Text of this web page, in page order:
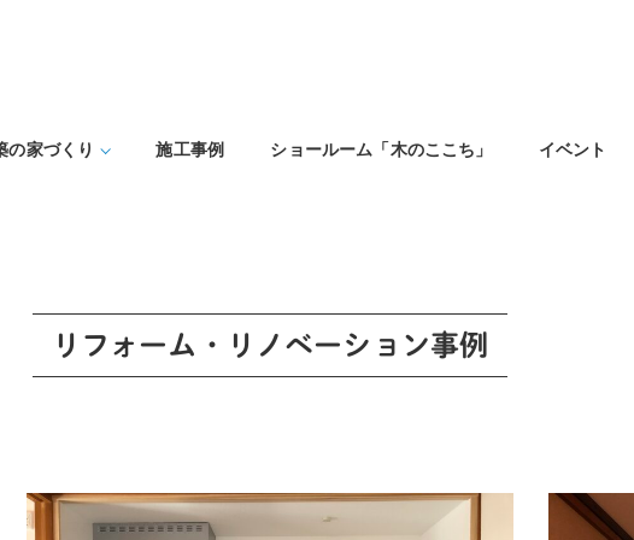
の家づくり 施工事例 ショールーム「木のここち」 イベント
リフォーム・リノベーション事例